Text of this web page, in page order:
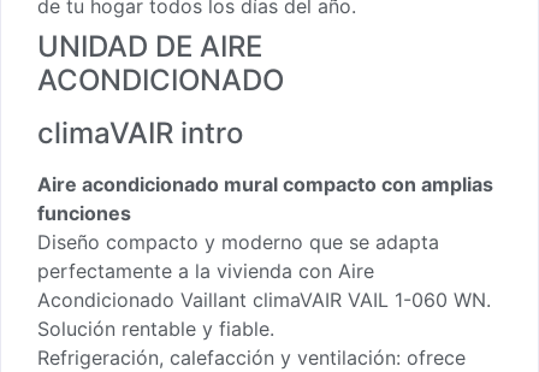
de tu hogar todos los días del año.
UNIDAD DE AIRE
ACONDICIONADO
climaVAIR intro
Aire acondicionado mural compacto con amplias
funciones
Diseño compacto y moderno que se adapta
perfectamente a la vivienda con Aire
Acondicionado Vaillant climaVAIR VAIL 1-060 WN.
Solución rentable y fiable.
Refrigeración, calefacción y ventilación: ofrece